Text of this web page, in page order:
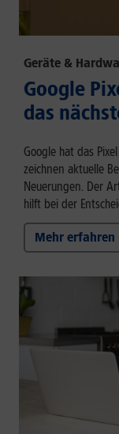
Geräte &
Google
das
Google hat das
zeichnen aktuelle
Neuerungen. Der
hilft bei der
Mehr erfahren